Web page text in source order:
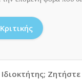
Ιδιοκτήτης;